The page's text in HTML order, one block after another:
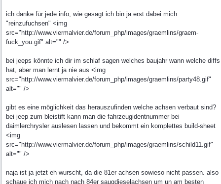
ich danke für jede info, wie gesagt ich bin ja erst dabei mich
"reinzufuchsen" <img
src="http://www.viermalvier.de/forum_php/images/graemlins/graem-
fuck_you.gif" alt="" />
bei jeeps könnte ich dir im schlaf sagen welches baujahr wann welche diffs
hat, aber man lernt ja nie aus <img
src="http://www.viermalvier.de/forum_php/images/graemlins/party48.gif"
alt="" />
gibt es eine möglichkeit das herauszufinden welche achsen verbaut sind?
bei jeep zum bleistift kann man die fahrzeugidentnummer bei
daimlerchrysler auslesen lassen und bekommt ein komplettes build-sheet
<img
src="http://www.viermalvier.de/forum_php/images/graemlins/schild11.gif"
alt="" />
naja ist ja jetzt eh wurscht, da die 81er achsen sowieso nicht passen. also
schaue ich mich nach nach 84er saugdieselachsen um un am besten